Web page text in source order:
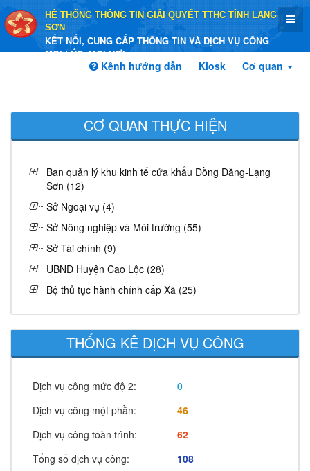
HỆ THỐNG THÔNG TIN GIẢI QUYẾT TTHC TỈNH LẠNG
SƠN
KẾT NỐI, CUNG CẤP THÔNG TIN VÀ DỊCH VỤ CÔNG
MỌI LÚC, MỌI NƠI
Kênh hướng dẫn Kiosk Cơ quan
CƠ QUAN THỰC HIỆN
Ban quản lý khu kinh tế cửa khẩu Đồng Đăng-Lạng
Sơn (12)
Sở Ngoại vụ (4)
Sở Nông nghiệp và Môi trường (55)
Sở Tài chính (9)
UBND Huyện Cao Lộc (28)
Bộ thủ tục hành chính cấp Xã (25)
THỐNG KÊ DỊCH VỤ CÔNG
Dịch vụ công mức độ 2:
0
Dịch vụ công một phần:
46
Dịch vụ công toàn trình:
62
Tổng số dịch vụ công:
108